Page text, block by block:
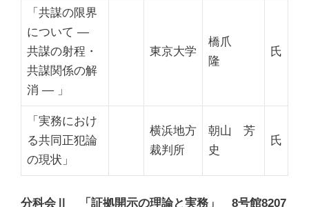
「共謀の限界
について ―
共謀の射程・
共謀関係の解
消 ― 」
東京大学
橋爪
隆
氏
「実務におけ
る共同正犯論
の現状」
横浜地方
裁判所
朝山 芳
史
氏
分科会Ⅱ 「証拠開示の理論と実務」 8号館8207